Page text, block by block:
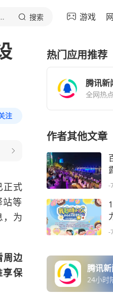
户端 搜索 游戏
注
正式
等
，为
周边
享保
热门应用推荐
腾讯新
全网热
作者其他文章
-
-
腾讯
24小时